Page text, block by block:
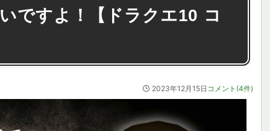
ですよ！【ドラクエ10 コ
2023年12月15日 コメント(4件)